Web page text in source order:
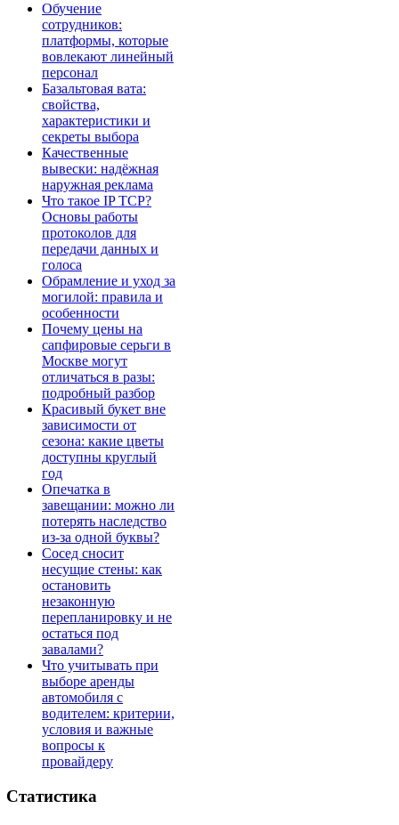
Обучение
сотрудников:
платформы, которые
вовлекают линейный
персонал
Базальтовая вата:
свойства,
характеристики и
секреты выбора
Качественные
вывески: надёжная
наружная реклама
Что такое IP TCP?
Основы работы
протоколов для
передачи данных и
голоса
Обрамление и уход за
могилой: правила и
особенности
Почему цены на
сапфировые серьги в
Москве могут
отличаться в разы:
подробный разбор
Красивый букет вне
зависимости от
сезона: какие цветы
доступны круглый
год
Опечатка в
завещании: можно ли
потерять наследство
из-за одной буквы?
Сосед сносит
несущие стены: как
остановить
незаконную
перепланировку и не
остаться под
завалами?
Что учитывать при
выборе аренды
автомобиля с
водителем: критерии,
условия и важные
вопросы к
провайдеру
Статистика